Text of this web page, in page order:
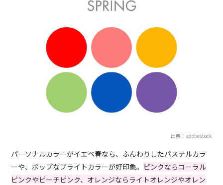
出典：adobestock
パーソナルカラーがイエベ春なら、ふんわりしたパステルカラ
ーや、ポップなブライトカラーが好印象。 ピンクならコーラル
ピンクやピーチピンク、オレンジならライトオレンジやオレン